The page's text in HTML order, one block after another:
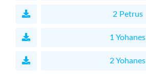
2 Petrus
1 Yohanes
2 Yohanes